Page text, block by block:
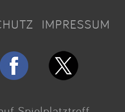
IMPRESSUM